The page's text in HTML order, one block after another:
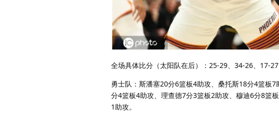
全场具体比分（太阳队在后）：25-29、34-26、17-27
勇士队：斯潘塞20分6篮板4助攻、桑托斯18分4篮板
分4篮板4助攻、理查德7分3篮板2助攻、穆迪6分8篮
1助攻。